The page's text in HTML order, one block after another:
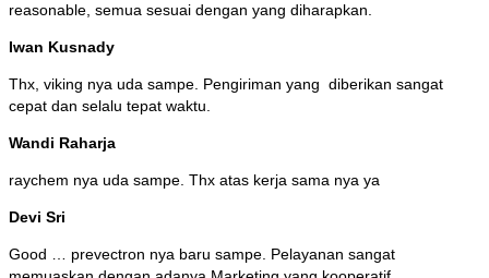
reasonable, semua sesuai dengan yang diharapkan.
Iwan Kusnady
Thx, viking nya uda sampe. Pengiriman yang diberikan sangat
cepat dan selalu tepat waktu.
Wandi Raharja
raychem nya uda sampe. Thx atas kerja sama nya ya
Devi Sri
Good … prevectron nya baru sampe. Pelayanan sangat